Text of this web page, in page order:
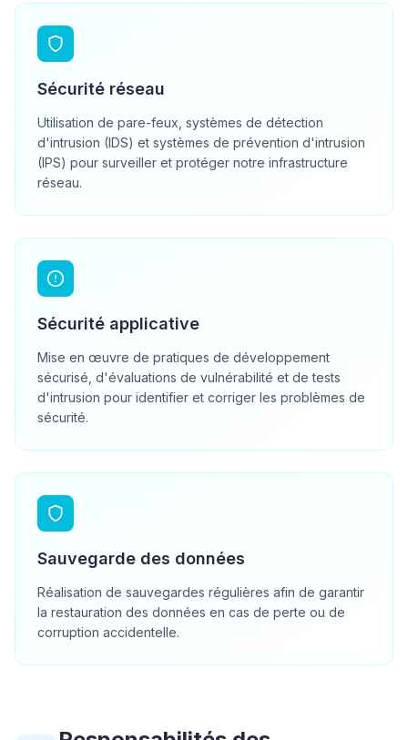
Sécurité réseau
Utilisation de pare-feux, systèmes de détection
d'intrusion (IDS) et systèmes de prévention d'intrusion
(IPS) pour surveiller et protéger notre infrastructure
réseau.
Sécurité applicative
Mise en œuvre de pratiques de développement
sécurisé, d'évaluations de vulnérabilité et de tests
d'intrusion pour identifier et corriger les problèmes de
sécurité.
Sauvegarde des données
Réalisation de sauvegardes régulières afin de garantir
la restauration des données en cas de perte ou de
corruption accidentelle.